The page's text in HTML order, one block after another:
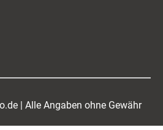
| Alle Angaben ohne Gewähr